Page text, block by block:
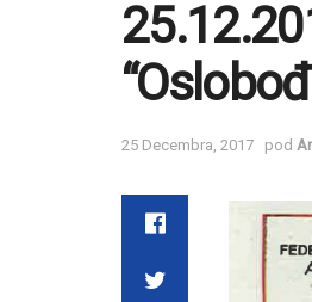
25 Decembra, 2017 pod